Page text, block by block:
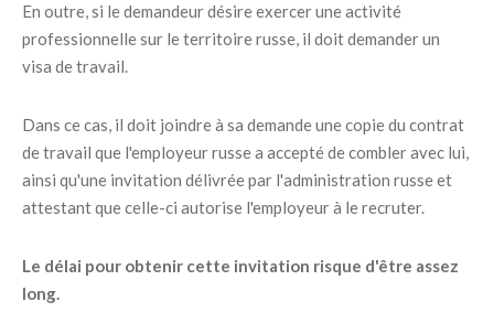
En outre, si le demandeur désire exercer une activité
professionnelle sur le territoire russe, il doit demander un
visa de travail.
Dans ce cas, il doit joindre à sa demande une copie du contrat
de travail que l'employeur russe a accepté de combler avec lui,
ainsi qu'une invitation délivrée par l'administration russe et
attestant que celle-ci autorise l'employeur à le recruter.
Le délai pour obtenir cette invitation risque d'être assez
long.